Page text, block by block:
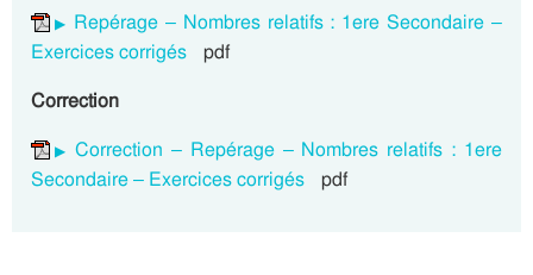
Repérage – Nombres relatifs : 1ere Secondaire –
Exercices corrigés pdf
Correction
Correction – Repérage – Nombres relatifs : 1ere
Secondaire – Exercices corrigés
pdf